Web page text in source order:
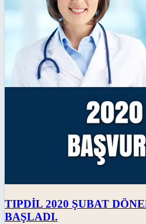
TIPDİL 2020 ŞUBAT
BAŞLADI.